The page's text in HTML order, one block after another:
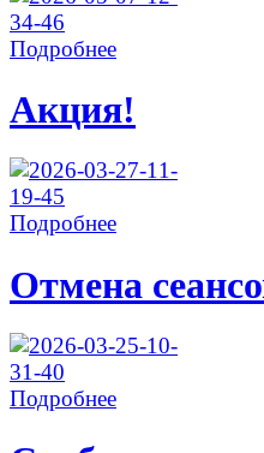
Подробнее
Акция!
Подробнее
Отмена
Подробнее